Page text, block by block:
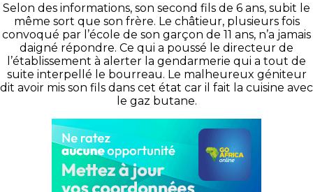
Selon des informations, son second fils de 6 ans, subit le
même sort que son frère. Le châtieur, plusieurs fois
convoqué par l’école de son garçon de 11 ans, n’a jamais
daigné répondre. Ce qui a poussé le directeur de
l’établissement à alerter la gendarmerie qui a tout de
suite interpellé le bourreau. Le malheureux géniteur
dit avoir mis son fils dans cet état car il fait la cuisine avec
le gaz butane.